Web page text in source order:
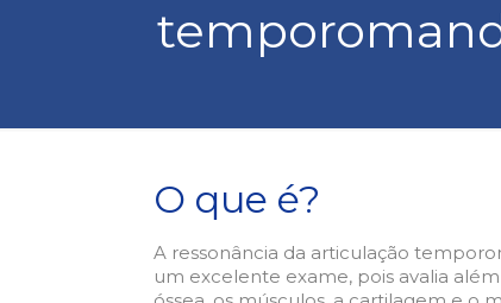
O que é?
A ressonância da articulação
um excelente exame, pois avalia